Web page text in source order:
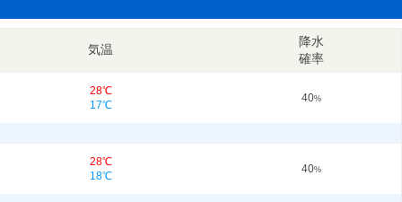
気温
降水
確率
28℃
17℃
40%
28℃
18℃
40%